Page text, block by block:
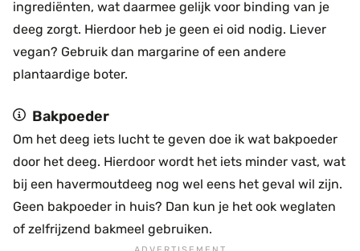
ingrediënten, wat daarmee gelijk voor binding van je
deeg zorgt. Hierdoor heb je geen ei oid nodig. Liever
vegan? Gebruik dan margarine of een andere
plantaardige boter.
Bakpoeder
Om het deeg iets lucht te geven doe ik wat bakpoeder
door het deeg. Hierdoor wordt het iets minder vast, wat
bij een havermoutdeeg nog wel eens het geval wil zijn.
Geen bakpoeder in huis? Dan kun je het ook weglaten
of zelfrijzend bakmeel gebruiken.